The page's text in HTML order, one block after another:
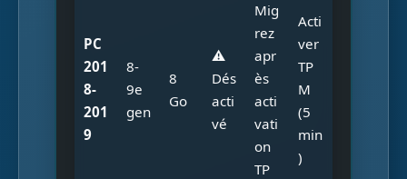
PC
201
8-
201
9
8-
9e
gen
8
Go
⚠️
Dés
acti
vé
Mig
rez
apr
ès
acti
vati
on
TP
Acti
ver
TP
M
(5
min
)